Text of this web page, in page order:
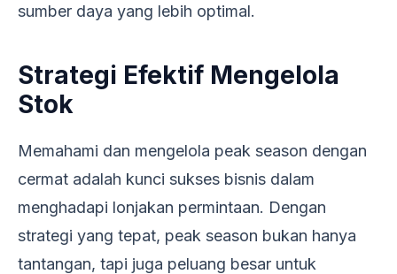
sumber daya yang lebih optimal.
Strategi Efektif Mengelola
Stok
Memahami dan mengelola peak season dengan
cermat adalah kunci sukses bisnis dalam
menghadapi lonjakan permintaan. Dengan
strategi yang tepat, peak season bukan hanya
tantangan, tapi juga peluang besar untuk